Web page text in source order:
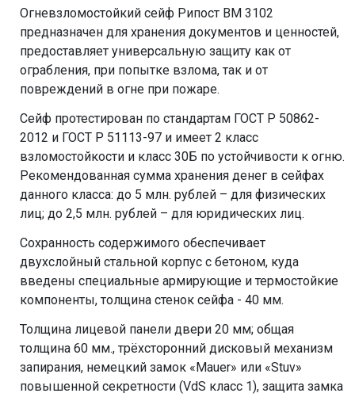
Огневзломостойкий сейф Рипост ВМ 3102
предназначен для хранения документов и ценностей,
предоставляет универсальную защиту как от
ограбления, при попытке взлома, так и от
повреждений в огне при пожаре.
Сейф протестирован по стандартам ГОСТ Р 50862-
2012 и ГОСТ Р 51113-97 и имеет 2 класс
взломостойкости и класс 30Б по устойчивости к огню.
Рекомендованная сумма хранения денег в сейфах
данного класса: до 5 млн. рублей – для физических
лиц; до 2,5 млн. рублей – для юридических лиц.
Сохранность содержимого обеспечивает
двухслойный стальной корпус с бетоном, куда
введены специальные армирующие и термостойкие
компоненты, толщина стенок сейфа - 40 мм.
Толщина лицевой панели двери 20 мм; общая
толщина 60 мм., трёхсторонний дисковый механизм
запирания, немецкий замок «Mauer» или «Stuv»
повышенной секретности (VdS класс 1), защита замка